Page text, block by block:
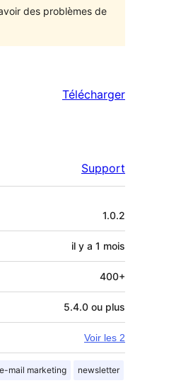
des problèmes de
Télécharger
Support
1.0.2
il y a 1 mois
400+
5.4.0 ou plus
Voir les 2
e-mail marketing newsletter